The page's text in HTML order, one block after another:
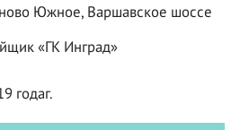
Южное, Варшавское шоссе
«ГК Инград»
годаг.